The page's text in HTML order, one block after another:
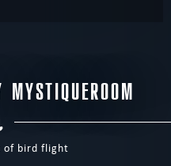
of bird flight